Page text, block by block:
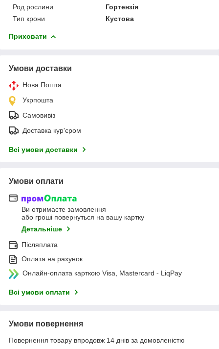
Род рослини
Гортензія
Тип крони
Кустова
Приховати
Умови доставки
Нова Пошта
Укрпошта
Самовивіз
Доставка кур'єром
Всі умови доставки
Умови оплати
Ви отримаєте замовлення
або гроші повернуться на вашу картку
Детальніше
Післяплата
Оплата на рахунок
Онлайн-оплата карткою Visa, Mastercard - LiqPay
Всі умови оплати
Умови повернення
Повернення товару впродовж 14 днів за домовленістю